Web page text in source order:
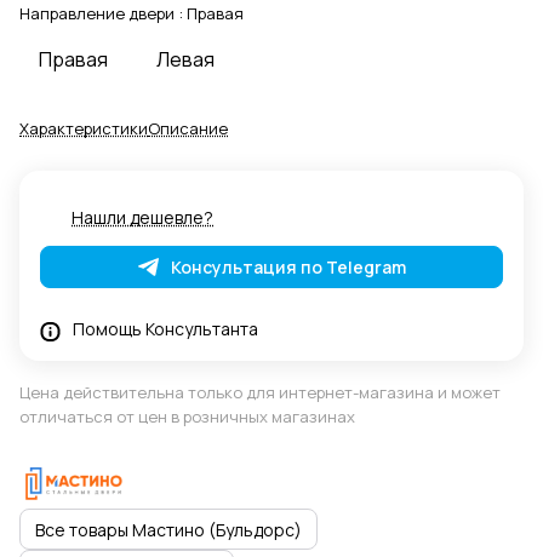
Направление двери : Правая
Правая Левая
ХарактеристикиОписание
Нашли дешевле?
Консультация по Telegram
Помощь Консультанта
Цена действительна только для интернет-магазина и может
отличаться от цен в розничных магазинах
Все товары Мастино (Бульдорс)